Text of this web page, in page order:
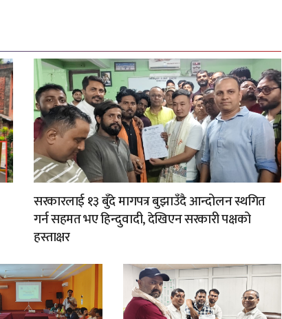
सरकारलाई १३ बुँदे मागपत्र बुझाउँदै आन्दोलन स्थगित
गर्न सहमत भए हिन्दुवादी, देखिएन सरकारी पक्षको
हस्ताक्षर